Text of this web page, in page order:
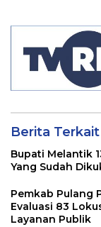
Berita Terkait
Bupati Melantik
Yang Sudah
Pemkab Pulang
Evaluasi 83
Layanan Publik